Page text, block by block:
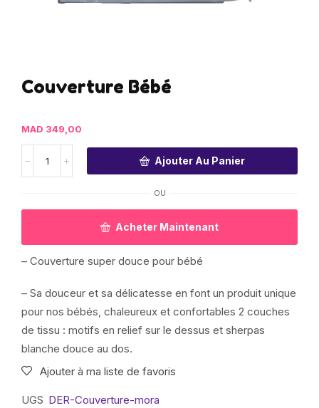
Couverture Bébé
MAD 349,00
Ajouter Au Panier
OU
Acheter Maintenant
– Couverture super douce pour bébé
– Sa douceur et sa délicatesse en font un produit unique
pour nos bébés, chaleureux et confortables 2 couches
de tissu : motifs en relief sur le dessus et sherpas
blanche douce au dos.
Ajouter à ma liste de favoris
UGS DER-Couverture-mora